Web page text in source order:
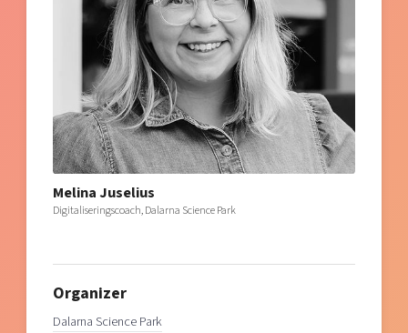
Melina Juselius
Digitaliseringscoach, Dalarna Science Park
Organizer
Dalarna Science Park